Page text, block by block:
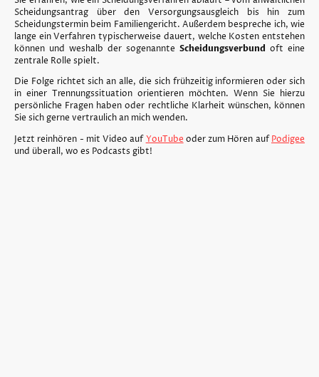
Scheidungsantrag über den Versorgungsausgleich bis hin zum
Scheidungstermin beim Familiengericht. Außerdem bespreche ich, wie
lange ein Verfahren typischerweise dauert, welche Kosten entstehen
können und weshalb der sogenannte Scheidungsverbund oft eine
zentrale Rolle spielt.
Die Folge richtet sich an alle, die sich frühzeitig informieren oder sich
in einer Trennungssituation orientieren möchten. Wenn Sie hierzu
persönliche Fragen haben oder rechtliche Klarheit wünschen, können
Sie sich gerne vertraulich an mich wenden.
Jetzt reinhören - mit Video aufYouTube oder zum Hören aufPodigee
und überall, wo es Podcasts gibt!